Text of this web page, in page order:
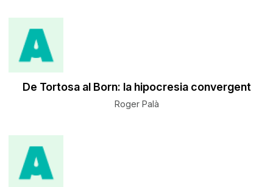
De Tortosa al Born: la hipocresia convergent
Roger Palà